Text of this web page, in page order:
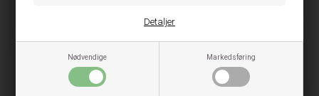
Nødvendige Markedsføring
Detaljer